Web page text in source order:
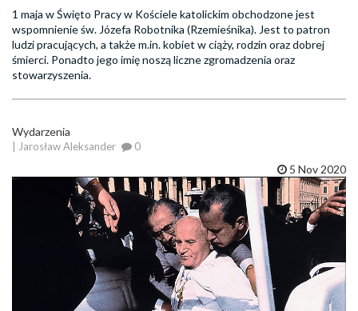
1 maja w Święto Pracy w Kościele katolickim obchodzone jest
wspomnienie św. Józefa Robotnika (Rzemieśnika). Jest to patron
ludzi pracujących, a także m.in. kobiet w ciąży, rodzin oraz dobrej
śmierci. Ponadto jego imię noszą liczne zgromadzenia oraz
stowarzyszenia.
Wydarzenia
| Jarosław Aleksander 0
5 Nov 2020